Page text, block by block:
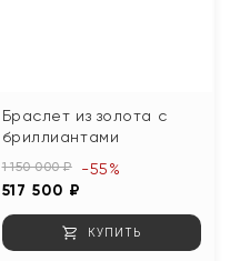
Браслет из золота с
бриллиантами
1 150 000 ₽
517 500 ₽
-55%
КУПИТЬ